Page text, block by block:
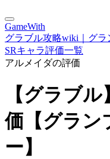
GameWith
グラブル攻略wiki｜グ
SRキャラ評価一覧
アルメイダの評価
【グラブ
価【グラン
ー】